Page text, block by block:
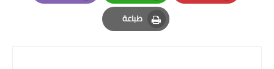
Pinterest
Whatsapp
Email
طباعة
Print